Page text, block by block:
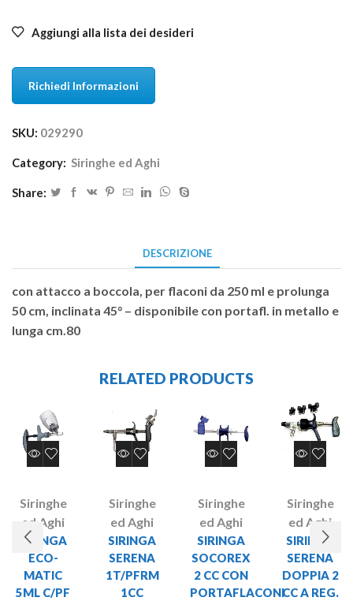
Aggiungi alla lista dei desideri
Richiedi Informazioni
SKU: 029290
Category: Siringhe ed Aghi
Share:
DESCRIZIONE
con attacco a boccola, per flaconi da 250 ml e prolunga
50 cm, inclinata 45° – disponibile con portafl. in metallo e
lunga cm.80
RELATED PRODUCTS
Siringhe
ed Aghi
SIRINGA
ECO-
MATIC
5ML C/PF
Siringhe
ed Aghi
SIRINGA
SERENA
1T/PFRM
1CC
Siringhe
ed Aghi
SIRINGA
SOCOREX
2 CC CON
PORTAFLACONI
Siringhe
ed Aghi
SIRINGA
SERENA
DOPPIA 2
CC A REG.